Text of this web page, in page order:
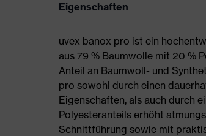
Eigenschaften
uvex banox pro ist ein
aus 79 % Baumwolle mit 20 %
Anteil an Baumwoll- und
pro sowohl durch einen
Eigenschaften, als auch durch
Polyesteranteils erhöht
Schnittführung sowie mit